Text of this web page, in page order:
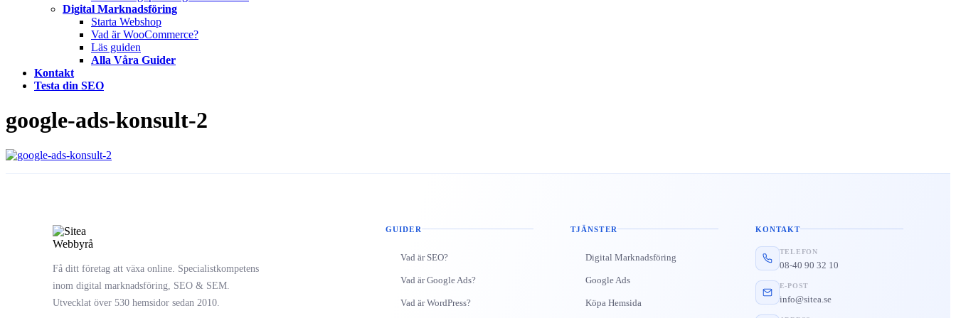
Digital Marknadsföring
Starta Webshop
Vad är WooCommerce?
Läs guiden
Alla Våra Guider
Kontakt
Testa din SEO
google-ads-konsult-2
Få ditt företag att växa online. Specialistkompetens
inom digital marknadsföring, SEO & SEM.
Utvecklat över 530 hemsidor sedan 2010.
GUIDER
Vad är SEO?
Vad är Google Ads?
Vad är WordPress?
TJÄNSTER
Digital Marknadsföring
Google Ads
Köpa Hemsida
KONTAKT
TELEFON
08-40 90 32 10
E-POST
info@sitea.se